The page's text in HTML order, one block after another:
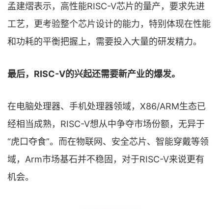
孟建熠表示，高性能RISC-V芯片的量产，要求先进
工艺，更考验整个芯片设计的能力，特别体现在性能
和功耗的平衡把握上，需要投入大量的研发精力。
最后，RISC-V的兴起还需要新产业的爆发。
在电脑处理器、手机处理器领域，X86/ARM生态已
经相当成熟，RISC-V想从中争夺市场份额，无异于
“虎口夺食”。而在物联网、安全芯片、智能穿戴等领
域，Arm市场基石并不稳固，对于RISC-V来说更有
机会。